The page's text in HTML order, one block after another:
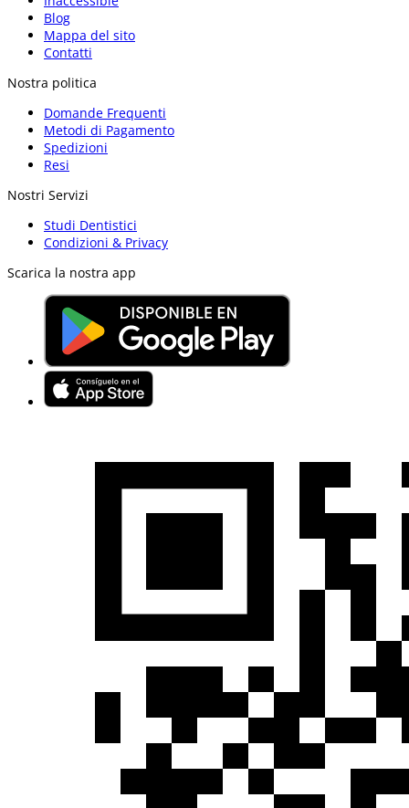
Blog
Mappa del sito
Contatti
Nostra politica
Domande Frequenti
Metodi di Pagamento
Spedizioni
Resi
Nostri Servizi
Studi Dentistici
Condizioni & Privacy
Scarica la nostra app